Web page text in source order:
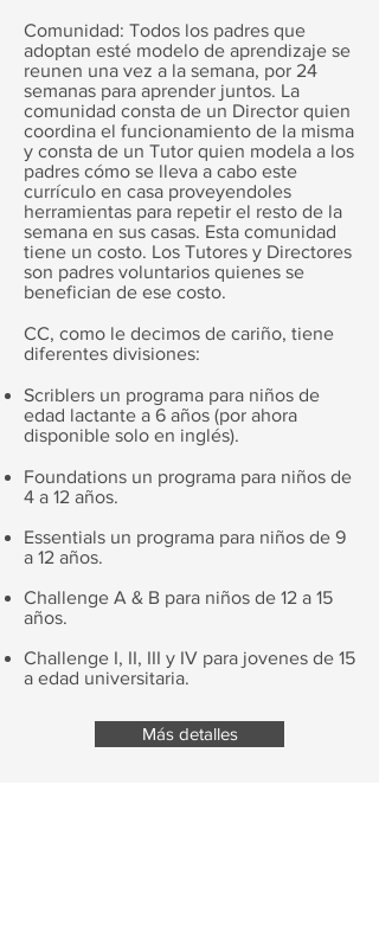
Comunidad: Todos los padres que
adoptan esté modelo de aprendizaje se
reunen una vez a la semana, por 24
semanas para aprender juntos. La
comunidad consta de un Director quien
coordina el funcionamiento de la misma
y consta de un Tutor quien modela a los
padres cómo se lleva a cabo este
currículo en casa proveyendoles
herramientas para repetir el resto de la
semana en sus casas. Esta comunidad
tiene un costo. Los Tutores y Directores
son padres voluntarios quienes se
benefician de ese costo.
CC, como le decimos de cariño, tiene
diferentes divisiones:
Scriblers un programa para niños de
edad lactante a 6 años (por ahora
disponible solo en inglés).
Foundations un programa para niños de
4 a 12 años.
Essentials un programa para niños de 9
a 12 años.
Challenge A & B para niños de 12 a 15
años.
Challenge I, II, III y IV para jovenes de 15
a edad universitaria.
Más detalles